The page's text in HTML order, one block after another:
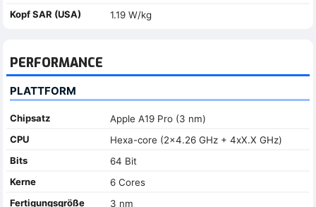
Kopf SAR (USA)
1.19 W/kg
PERFORMANCE
PLATTFORM
Chipsatz
Apple A19 Pro (3 nm)
CPU
Hexa-core (2x4.26 GHz + 4xX.X GHz)
Bits
64 Bit
Kerne
6 Cores
Fertigungsgröße
3 nm